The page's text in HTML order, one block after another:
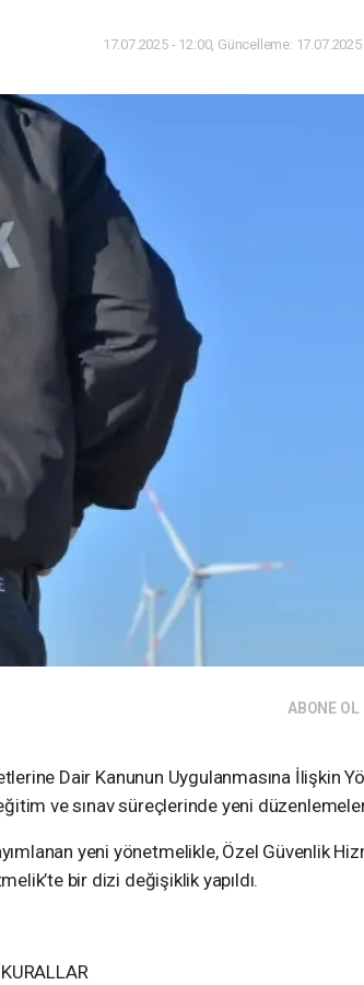
17.07.2025 - 12:00, Güncelleme: 17.07.2025
ABONE OL
Dair Kanunun Uygulanmasına İlişkin
ve sınav süreçlerinde yeni
yeni yönetmelikle, Özel Güvenlik
bir dizi değişiklik yapıldı.